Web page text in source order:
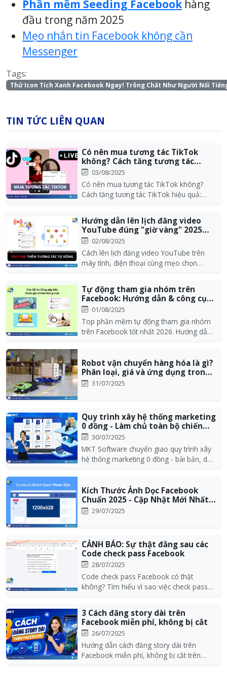
Phần mềm Seeding Facebookhàng
đầu trong năm 2025
Mẹo nhắn tin Facebook không cần
Messenger
Tags:
Thử Icon Tích Xanh Facebook Ngay! Trông Chất Như Người Nổi
TIN TỨC LIÊN QUAN
Có nên mua tương tác TikTok
không? Cách tăng tương tác
TikTok hiệu quả
03/08/2025
Có nên mua tương tác TikTok không?
Cách tăng tương tác TikTok hiệu quả:
Hướng dẫn lên lịch đăng video
YouTube đúng "giờ vàng" 2025
tăng view,...
02/08/2025
Cách lên lịch đăng video YouTube trên
máy tính, điện thoại cùng mẹo chọn
Tự động tham gia nhóm trên
Facebook: Hướng dẫn & công cụ
hiệu quả 2025
01/08/2025
Top phần mềm tự động tham gia nhóm
trên Facebook tốt nhất 2026. Hướng dẫn
Robot vận chuyển hàng hóa là gì?
Phân loại, giá và ứng dụng trong
nhà...31/07/2025
Quy trình xây hệ thống marketing
0 đồng - Làm chủ toàn bộ chiến
lược m...
30/07/2025
MKT Software chuyển giao quy trình xây
hệ thống marketing 0 đồng - bài bản, dễ
Kích Thước Ảnh Dọc Facebook
Chuẩn 2025 - Cập Nhật Mới Nhất
Để Không Bị...
29/07/2025
CẢNH BÁO: Sự thật đằng sau các
Code check pass Facebook
28/07/2025
Code check pass Facebook có thật
không? Tìm hiểu vì sao việc check pass
3 Cách đăng story dài trên
Facebook miễn phí, không bị cắt
26/07/2025
Hướng dẫn cách đăng story dài trên
Facebook miễn phí, không bị cắt trên